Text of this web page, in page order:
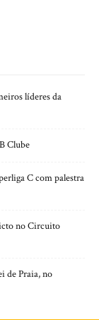
líderes da
Clube
C com palestra
no Circuito
de Praia, no